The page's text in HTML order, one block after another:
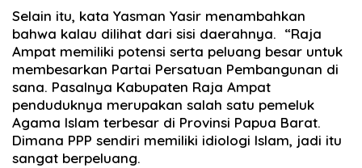
Selain itu, kata Yasman Yasir menambahkan
bahwa kalau dilihat dari sisi daerahnya. “Raja
Ampat memiliki potensi serta peluang besar untuk
membesarkan Partai Persatuan Pembangunan di
sana. Pasalnya Kabupaten Raja Ampat
penduduknya merupakan salah satu pemeluk
Agama Islam terbesar di Provinsi Papua Barat.
Dimana PPP sendiri memiliki idiologi Islam, jadi itu
sangat berpeluang.